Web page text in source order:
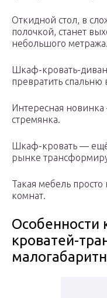
Откидной стол, в
полочкой, станет
небольшого метража.
Шкаф-кровать-
превратить спальню
Интересная
стремянка.
Шкаф-кровать —
рынке
Такая мебель
комнат.
Особенности
кроватей-